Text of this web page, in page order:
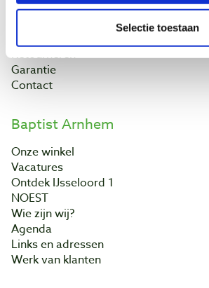
Selectie toestaan
Retourneren
Garantie
Contact
Baptist Arnhem
Onze winkel
Vacatures
Ontdek IJsseloord 1
NOEST
Wie zijn wij?
Agenda
Links en adressen
Werk van klanten